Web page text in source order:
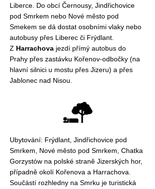
Liberce. Do obcí Černousy, Jindřichovice
pod Smrkem nebo Nové město pod
Smekem se dá dostat osobními vlaky nebo
autobusy přes Liberec či Frýdlant.
Z Harrachova jezdí přímý autobus do
Prahy přes zastávku Kořenov-odbočky (na
hlavní silnici u mostu přes Jizeru) a přes
Jablonec nad Nisou.
Ubytování: Frýdlant, Jindřichovice pod
Smrkem, Nové město pod Smrkem, Chatka
Gorzystów na polské straně Jizerských hor,
případně okolí Kořenova a Harrachova.
Součástí rozhledny na Smrku je turistická